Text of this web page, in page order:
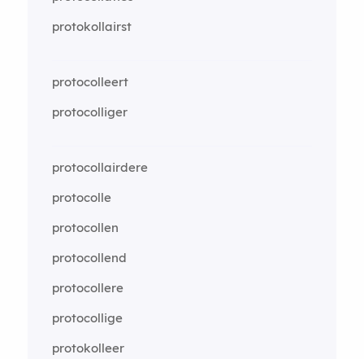
protokollairst
protocolleert
protocolliger
protocollairdere
protocolle
protocollen
protocollend
protocollere
protocollige
protokolleer